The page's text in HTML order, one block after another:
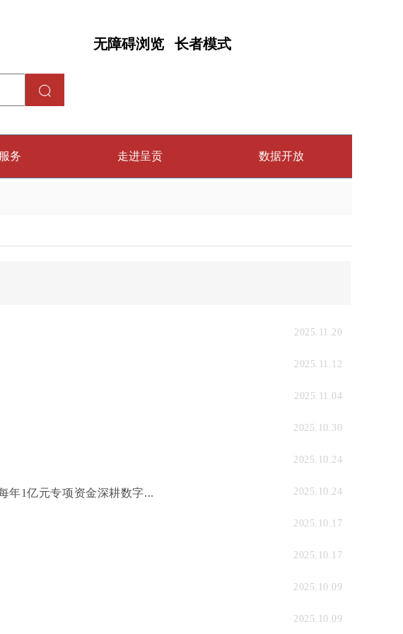
长者模式
无障碍浏览
务 走进呈贡 数据开放
2025.11.20
2025.11.12
2025.11.04
2025.10.30
2025.10.24
年1亿元专项资金深耕数字... 2025.10.24
2025.10.17
2025.10.17
2025.10.09
2025.10.09